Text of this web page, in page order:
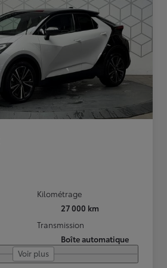
Kilométrage
27 000 km
Transmission
Boîte automatique
Voir plus